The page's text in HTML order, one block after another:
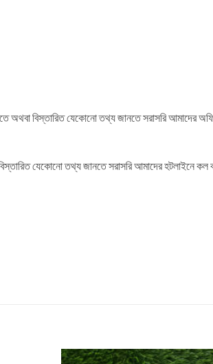
অথবা বিস্তারিত যেকোনো তথ্য জানতে সরাসরি আমাদের
যেকোনো তথ্য জানতে সরাসরি আমাদের হটলাইনে কল